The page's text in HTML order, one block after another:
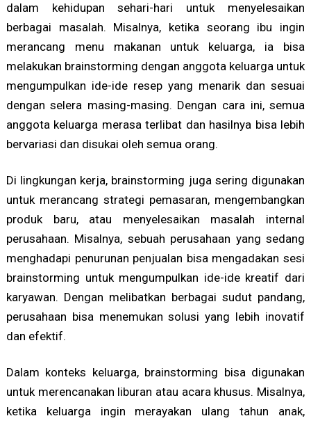
dalam kehidupan sehari-hari untuk menyelesaikan
berbagai masalah. Misalnya, ketika seorang ibu ingin
merancang menu makanan untuk keluarga, ia bisa
melakukan brainstorming dengan anggota keluarga untuk
mengumpulkan ide-ide resep yang menarik dan sesuai
dengan selera masing-masing. Dengan cara ini, semua
anggota keluarga merasa terlibat dan hasilnya bisa lebih
bervariasi dan disukai oleh semua orang.
Di lingkungan kerja, brainstorming juga sering digunakan
untuk merancang strategi pemasaran, mengembangkan
produk baru, atau menyelesaikan masalah internal
perusahaan. Misalnya, sebuah perusahaan yang sedang
menghadapi penurunan penjualan bisa mengadakan sesi
brainstorming untuk mengumpulkan ide-ide kreatif dari
karyawan. Dengan melibatkan berbagai sudut pandang,
perusahaan bisa menemukan solusi yang lebih inovatif
dan efektif.
Dalam konteks keluarga, brainstorming bisa digunakan
untuk merencanakan liburan atau acara khusus. Misalnya,
ketika keluarga ingin merayakan ulang tahun anak,